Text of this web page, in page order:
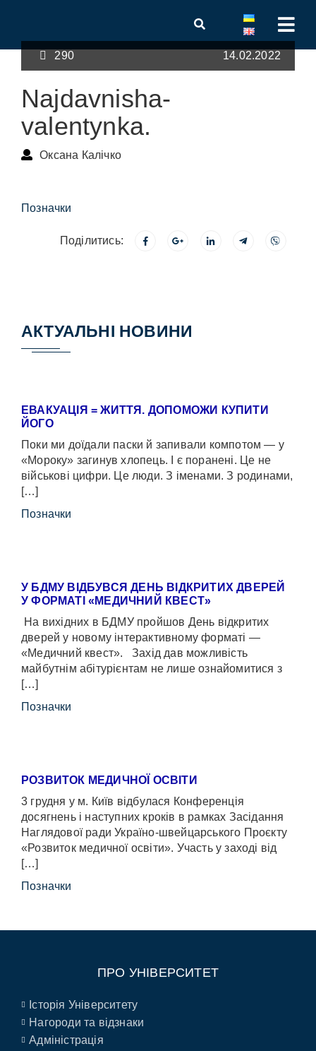
290 14.02.2022
Najdavnisha-
valentynka.
Оксана Калічко
Позначки
Поділитись:
АКТУАЛЬНІ НОВИНИ
ЕВАКУАЦІЯ = ЖИТТЯ. ДОПОМОЖИ КУПИТИ
ЙОГО
Поки ми доїдали паски й запивали компотом — у
«Мороку» загинув хлопець. І є поранені. Це не
військові цифри. Це люди. З іменами. З родинами,
[…]
Позначки
У БДМУ ВІДБУВСЯ ДЕНЬ ВІДКРИТИХ ДВЕРЕЙ
У ФОРМАТІ «МЕДИЧНИЙ КВЕСТ»
На вихідних в БДМУ пройшов День відкритих
дверей у новому інтерактивному форматі —
«Медичний квест». Захід дав можливість
майбутнім абітурієнтам не лише ознайомитися з
[…]
Позначки
РОЗВИТОК МЕДИЧНОЇ ОСВІТИ
3 грудня у м. Київ відбулася Конференція
досягнень і наступних кроків в рамках Засідання
Наглядової ради Україно-швейцарського Проєкту
«Розвиток медичної освіти». Участь у заході від
[…]
Позначки
ПРО УНІВЕРСИТЕТ
Історія Університету
Нагороди та відзнаки
Адміністрація